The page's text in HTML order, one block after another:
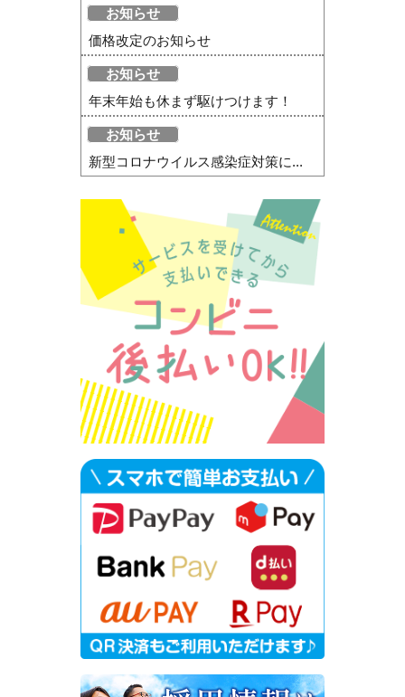
お知らせ
価格改定のお知らせ
お知らせ
年末年始も休まず駆けつけます！
お知らせ
新型コロナウイルス感染症対策に...